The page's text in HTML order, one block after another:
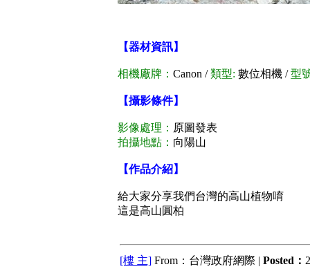
【器材資訊】
相機廠牌： Canon /類型: 數位相機 /型
【攝影條件】
影像處理： 原圖發表
拍攝地點： 向陽山
【作品介紹】
給大家分享我們台灣的高山植物唷
這是高山圓柏
[樓 主] From：台灣政府網際 | Posted：